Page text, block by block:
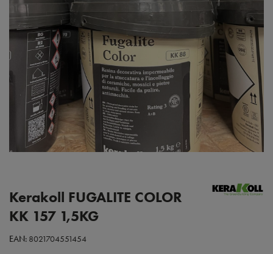
Kerakoll FUGALITE COLOR
KK 157 1,5KG
EAN: 8021704551454